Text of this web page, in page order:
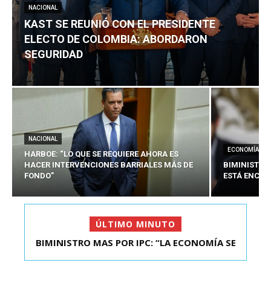
NACIONAL
KAST SE REUNIÓ CON EL PRESIDENTE
ELECTO DE COLOMBIA: ABORDARON
SEGURIDAD
NACIONAL
HARBOE: “LO QUE SE REQUIERE AHORA ES
HACER INTERVENCIONES BARRIALES MÁS DE
FONDO”
ECONOMÍA
BIMINISTRO
ESTÁ
ÚLTIMO MINUTO
KAST SE REUNIÓ CON EL PRESIDENTE ELECTO DE
BIMINISTRO MAS POR IPC: “LA ECONOMÍA SE